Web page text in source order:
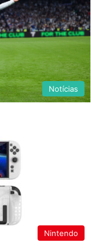
Notícias
Nintendo